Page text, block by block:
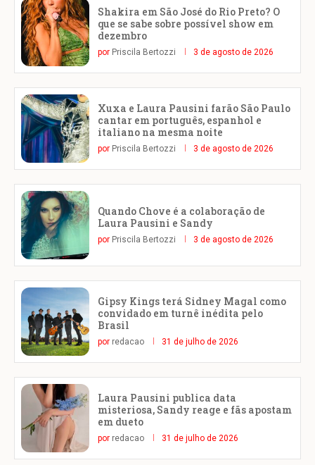
Shakira em São José do Rio Preto? O
que se sabe sobre possível show em
dezembro
por Priscila Bertozzi 3 de agosto de 2026
Xuxa e Laura Pausini farão São Paulo
cantar em português, espanhol e
italiano na mesma noite
por Priscila Bertozzi 3 de agosto de 2026
Quando Chove é a colaboração de
Laura Pausini e Sandy
por Priscila Bertozzi 3 de agosto de 2026
Gipsy Kings terá Sidney Magal como
convidado em turnê inédita pelo
Brasil
por redacao 31 de julho de 2026
Laura Pausini publica data
misteriosa, Sandy reage e fãs apostam
em dueto
por redacao 31 de julho de 2026